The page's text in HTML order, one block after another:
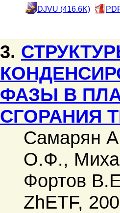
DJVU (416.6K)
3.
ФАЗЫ В
СГОРАНИЯ
Самарян
О.Ф.,
Фортов
ZhETF,